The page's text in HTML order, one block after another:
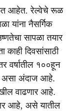
आहेत. रेल्वेचे रूळ
यांना नैसर्गिक
सापळा तयार
दिवसांसाठी
वर्षातील १००हून
असा अंदाज आहे.
वाढणार आहे.
आहे, असे यातील